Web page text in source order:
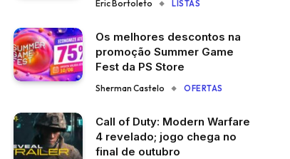
Eric Bortoleto LISTAS
Os melhores descontos na
promoção Summer Game
Fest da PS Store
Sherman Castelo OFERTAS
Call of Duty: Modern Warfare
4 revelado; jogo chega no
final de outubro